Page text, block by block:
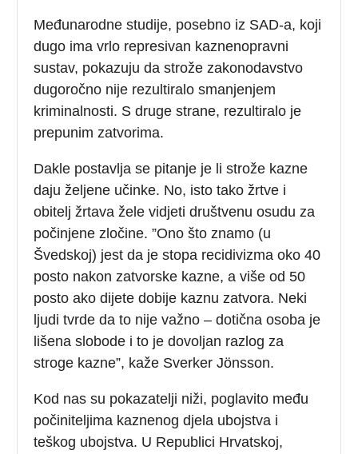
Međunarodne studije, posebno iz SAD-a, koji
dugo ima vrlo represivan kaznenopravni
sustav, pokazuju da strože zakonodavstvo
dugoročno nije rezultiralo smanjenjem
kriminalnosti. S druge strane, rezultiralo je
prepunim zatvorima.
Dakle postavlja se pitanje je li strože kazne
daju željene učinke. No, isto tako žrtve i
obitelj žrtava žele vidjeti društvenu osudu za
počinjene zločine. ”Ono što znamo (u
Švedskoj) jest da je stopa recidivizma oko 40
posto nakon zatvorske kazne, a više od 50
posto ako dijete dobije kaznu zatvora. Neki
ljudi tvrde da to nije važno – dotična osoba je
lišena slobode i to je dovoljan razlog za
stroge kazne”, kaže Sverker Jönsson.
Kod nas su pokazatelji niži, poglavito među
počiniteljima kaznenog djela ubojstva i
teškog ubojstva. U Republici Hrvatskoj,